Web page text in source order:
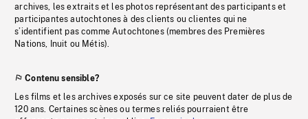
archives, les extraits et les photos représentant des participants et
participantes autochtones à des clients ou clientes qui ne
s’identifient pas comme Autochtones (membres des Premières
Nations, Inuit ou Métis).
Contenu sensible?
Les films et les archives exposés sur ce site peuvent dater de plus de
120 ans. Certaines scènes ou termes reliés pourraient être